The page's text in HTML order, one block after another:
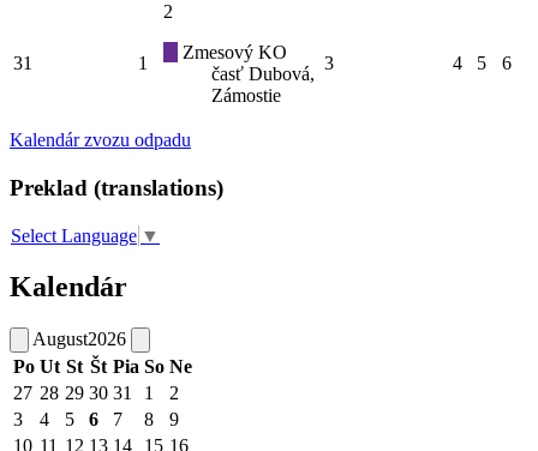
31 1
2
Zmesový KO
časť Dubová,
Zámostie
3 4 5 6
Kalendár zvozu odpadu
Preklad (translations)
Select Language ▼
Kalendár
August2026
Po Ut St Št Pia So Ne
27 28 29 30 31 1
2
3
4 5 6 7 8
9
10 11 12 13 14 15 16